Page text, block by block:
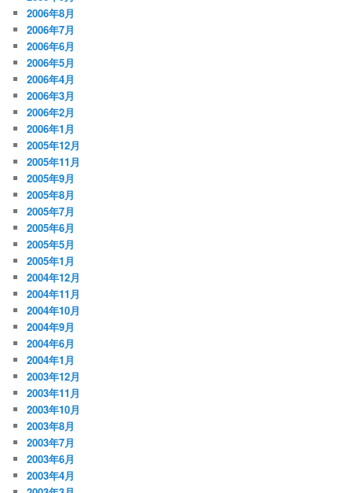
2006年8月
2006年7月
2006年6月
2006年5月
2006年4月
2006年3月
2006年2月
2006年1月
2005年12月
2005年11月
2005年9月
2005年8月
2005年7月
2005年6月
2005年5月
2005年1月
2004年12月
2004年11月
2004年10月
2004年9月
2004年6月
2004年1月
2003年12月
2003年11月
2003年10月
2003年8月
2003年7月
2003年6月
2003年4月